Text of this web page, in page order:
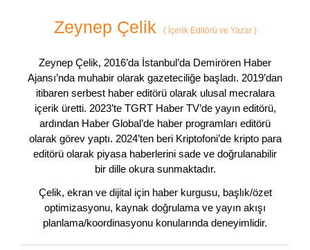
Zeynep Çelik (İçerik Editörü ve Yazar )
Zeynep Çelik, 2016’da İstanbul’da Demirören Haber
Ajansı’nda muhabir olarak gazeteciliğe başladı. 2019’dan
itibaren serbest haber editörü olarak ulusal mecralara
içerik üretti. 2023’te TGRT Haber TV’de yayın editörü,
ardından Haber Global’de haber programları editörü
olarak görev yaptı. 2024’ten beri Kriptofoni’de kripto para
editörü olarak piyasa haberlerini sade ve doğrulanabilir
bir dille okura sunmaktadır.
Çelik, ekran ve dijital için haber kurgusu, başlık/özet
optimizasyonu, kaynak doğrulama ve yayın akışı
planlama/koordinasyonu konularında deneyimlidir.